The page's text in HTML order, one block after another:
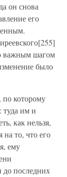
он снова
его
важным шагом
было
которому
туда им и
как нельзя,
то, что его
ему
до последних